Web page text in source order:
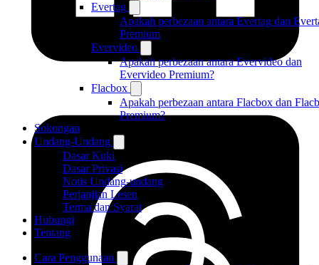
Evertag
Apakah perbezaan antara Evertag dan
Premium
Evervideo
Apakah perbezaan antara Evervideo dan
Evervideo Premium?
Flacbox
Apakah perbezaan antara Flacbox dan
Premium?
Sokongan
Undang-Undang
Dasar Kuki
Dasar Privasi
Notis Undang-undang
Perjanjian Lesen
Terma dan Syarat
Hubungi
Tentang
Cara Penggunaan